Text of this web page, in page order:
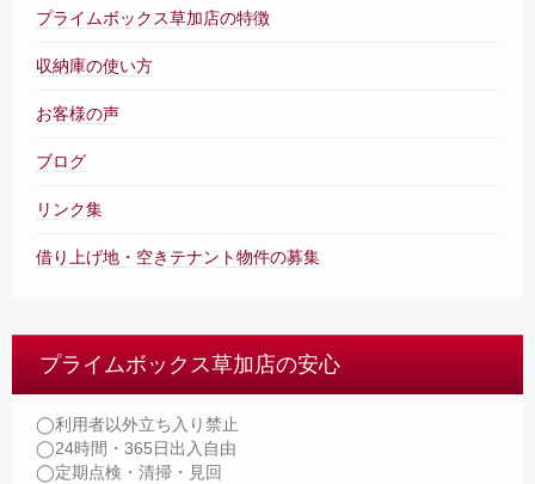
– Agreement –
プライムボックス草加店の特徴
収納庫の使い方
お客様の声
ブログ
リンク集
借り上げ地・空きテナント物件の募集
プライムボックス草加店の安心
◯利用者以外立ち入り禁止
◯24時間・365日出入自由
◯定期点検・清掃・見回